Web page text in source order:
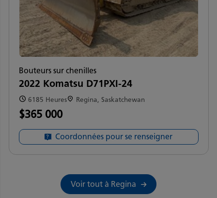
Bouteurs sur chenilles
2022 Komatsu D71PXI-24
6185 Heures Regina, Saskatchewan
Coordonnées pour se renseigner
$365 000
Voir tout à Regina